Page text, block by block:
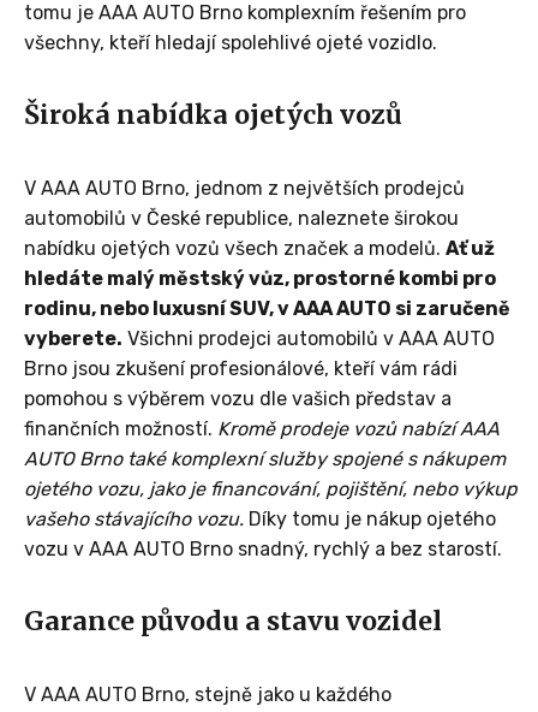
tomu je AAA AUTO Brno komplexním řešením pro
všechny, kteří hledají spolehlivé ojeté vozidlo.
Široká nabídka ojetých vozů
V AAA AUTO Brno, jednom z největších prodejců
automobilů v České republice, naleznete širokou
nabídku ojetých vozů všech značek a modelů. Ať už
hledáte malý městský vůz, prostorné kombi pro
rodinu, nebo luxusní SUV, v AAA AUTO si zaručeně
vyberete. Všichni prodejci automobilů v AAA AUTO
Brno jsou zkušení profesionálové, kteří vám rádi
pomohou s výběrem vozu dle vašich představ a
finančních možností. Kromě prodeje vozů nabízí AAA
AUTO Brno také komplexní služby spojené s nákupem
ojetého vozu, jako je financování, pojištění, nebo výkup
vašeho stávajícího vozu. Díky tomu je nákup ojetého
vozu v AAA AUTO Brno snadný, rychlý a bez starostí.
Garance původu a stavu vozidel
V AAA AUTO Brno, stejně jako u každého